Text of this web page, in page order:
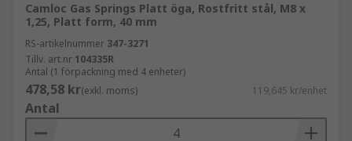
Camloc Gas Springs Platt öga, Rostfritt stål, M8 x
1,25, Platt form, 40 mm
RS-artikelnummer 347-3271
Tillv. art.nr 104335R
Antal (1 förpackning med 4 enheter)
478,58 kr(exkl. moms) 119,645 kr/enhet
Antal